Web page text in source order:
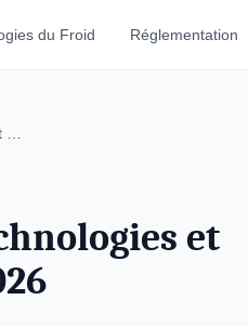
du Froid Réglementation
…
et